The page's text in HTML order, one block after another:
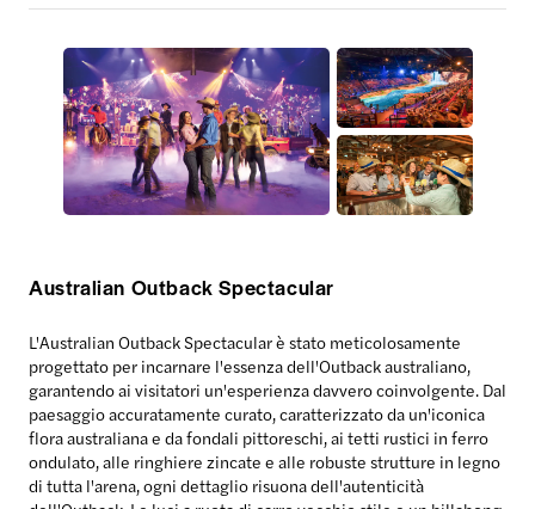
Australian Outback Spectacular
L'Australian Outback Spectacular è stato meticolosamente
progettato per incarnare l'essenza dell'Outback australiano,
garantendo ai visitatori un'esperienza davvero coinvolgente. Dal
paesaggio accuratamente curato, caratterizzato da un'iconica
flora australiana e da fondali pittoreschi, ai tetti rustici in ferro
ondulato, alle ringhiere zincate e alle robuste strutture in legno
di tutta l'arena, ogni dettaglio risuona dell'autenticità